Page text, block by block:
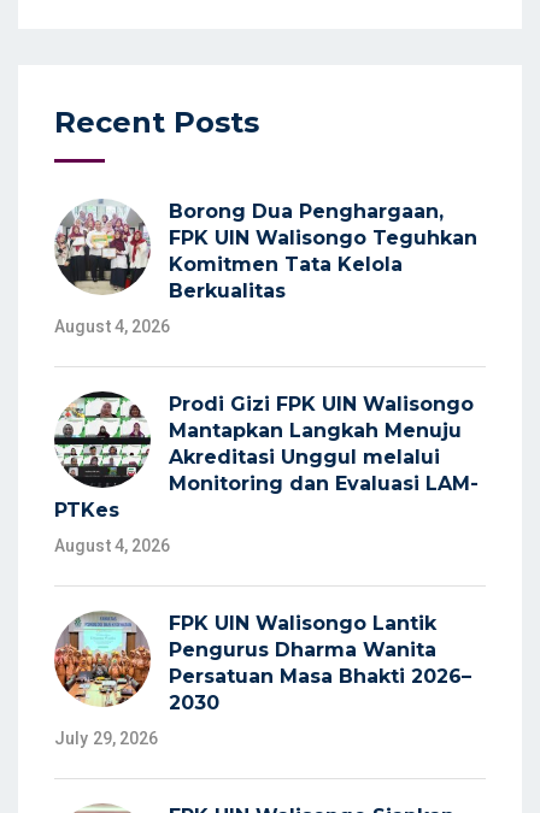
Recent Posts
Borong Dua Penghargaan,
FPK UIN Walisongo Teguhkan
Komitmen Tata Kelola
Berkualitas
August 4, 2026
Prodi Gizi FPK UIN Walisongo
Mantapkan Langkah Menuju
Akreditasi Unggul melalui
Monitoring dan Evaluasi LAM-
PTKes
August 4, 2026
FPK UIN Walisongo Lantik
Pengurus Dharma Wanita
Persatuan Masa Bhakti 2026–
2030
July 29, 2026